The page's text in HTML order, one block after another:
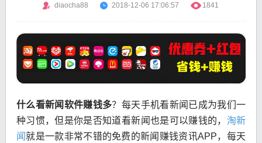
diaocha88 2018-12-06 17:06:57 1841
什么看新闻软件赚钱多？每天手机看新闻已成为我们一
种习惯，但是你是否知道看新闻也是可以赚钱的， 淘新
闻就是一款非常不错的免费的新闻赚钱资讯APP，每天